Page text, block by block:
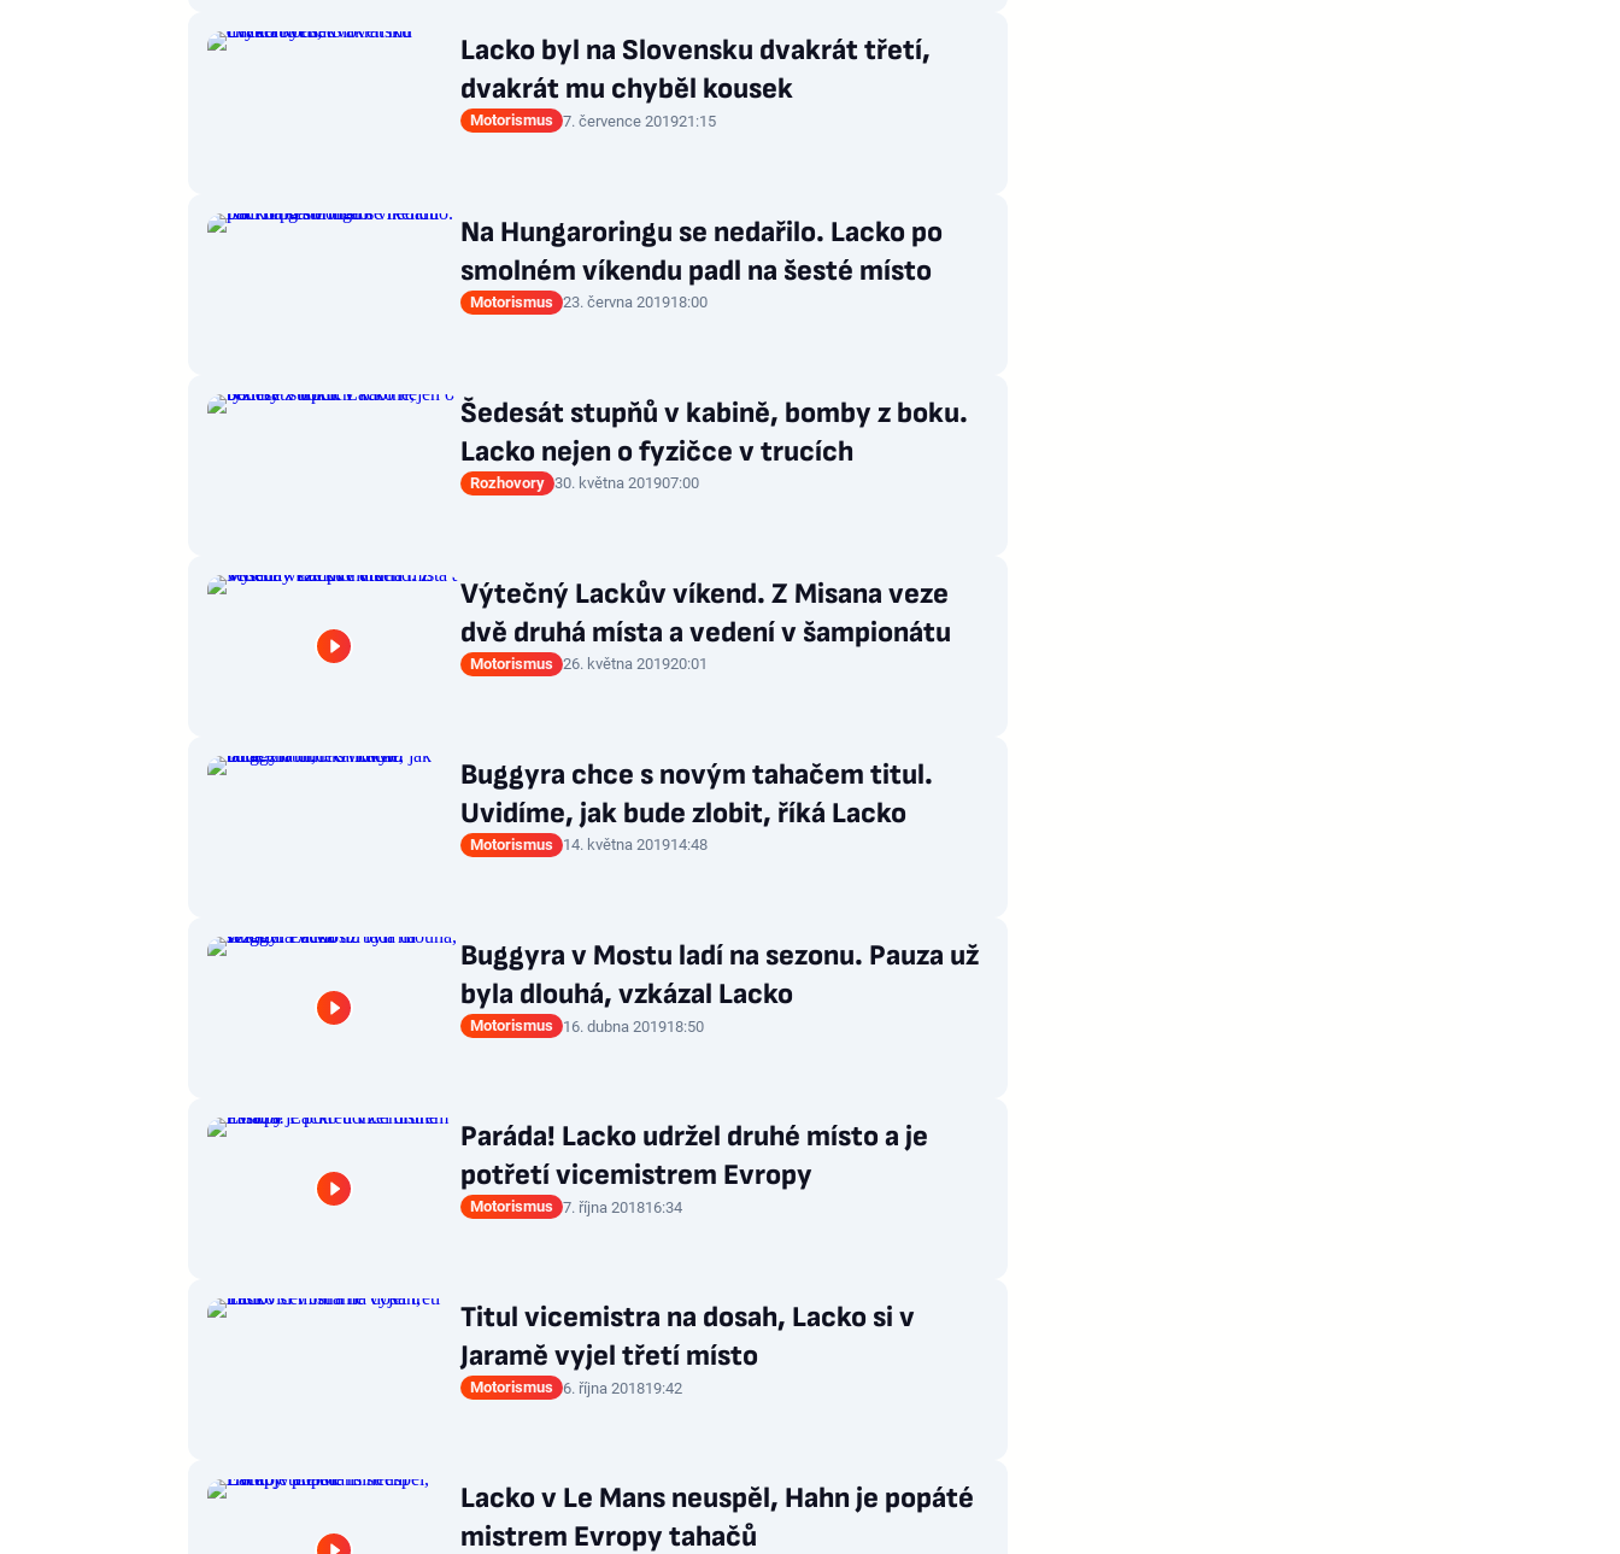
Lacko byl na Slovensku dvakrát třetí,
dvakrát mu chyběl kousek
Motorismus 7. července 201921:15
Na Hungaroringu se nedařilo. Lacko po
smolném víkendu padl na šesté místo
Motorismus 23. června 201918:00
Šedesát stupňů v kabině, bomby z boku.
Lacko nejen o fyzičce v trucích
Rozhovory 30. května 201907:00
Výtečný Lackův víkend. Z Misana veze
dvě druhá místa a vedení v šampionátu
Motorismus 26. května 201920:01
Buggyra chce s novým tahačem titul.
Uvidíme, jak bude zlobit, říká Lacko
Motorismus 14. května 201914:48
Buggyra v Mostu ladí na sezonu. Pauza už
byla dlouhá, vzkázal Lacko
Motorismus 16. dubna 201918:50
Paráda! Lacko udržel druhé místo a je
potřetí vicemistrem Evropy
Motorismus 7. října 201816:34
Titul vicemistra na dosah, Lacko si v
Jaramě vyjel třetí místo
Motorismus 6. října 201819:42
Lacko v Le Mans neuspěl, Hahn je popáté
mistrem Evropy tahačů